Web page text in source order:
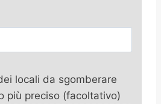
locali da sgomberare
più preciso (facoltativo)